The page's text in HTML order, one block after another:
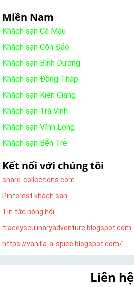
Miền Nam
Khách sạn Cà Mau
Khách sạn Côn Đảo
Khách sạn Bình Dương
Khách sạn Đồng Tháp
Khách sạn Kiên Giang
Khách sạn Trà Vinh
Khách sạn Vĩnh Long
Khách sạn Bến Tre
Kết nối với chúng tôi
share-collections.com
Pinterest khách sạn
Tin tức nóng hổi
traceysculinaryadventure.blogspot.com
https://vanilla-a-spice.blogspot.com/
Liên hệ